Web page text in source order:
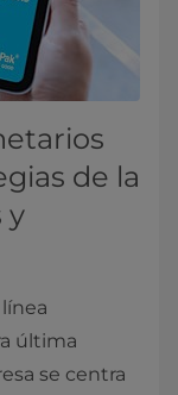
de la
y
última
se centra